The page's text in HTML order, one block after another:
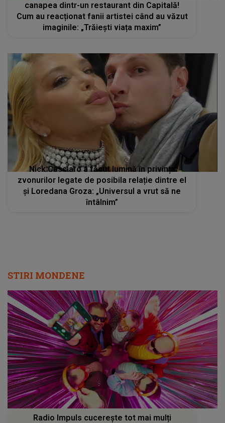
canapea dintr-un restaurant din Capitală!
Cum au reacționat fanii artistei când au văzut
imaginile: „Trăiești viața maxim”
Nick Casciaro a făcut lumină în privința
zvonurilor legate de posibila relație dintre el
și Loredana Groza: „Universul a vrut să ne
întâlnim”
STIRI MONDENE
Radio Impuls cucerește tot mai mulți